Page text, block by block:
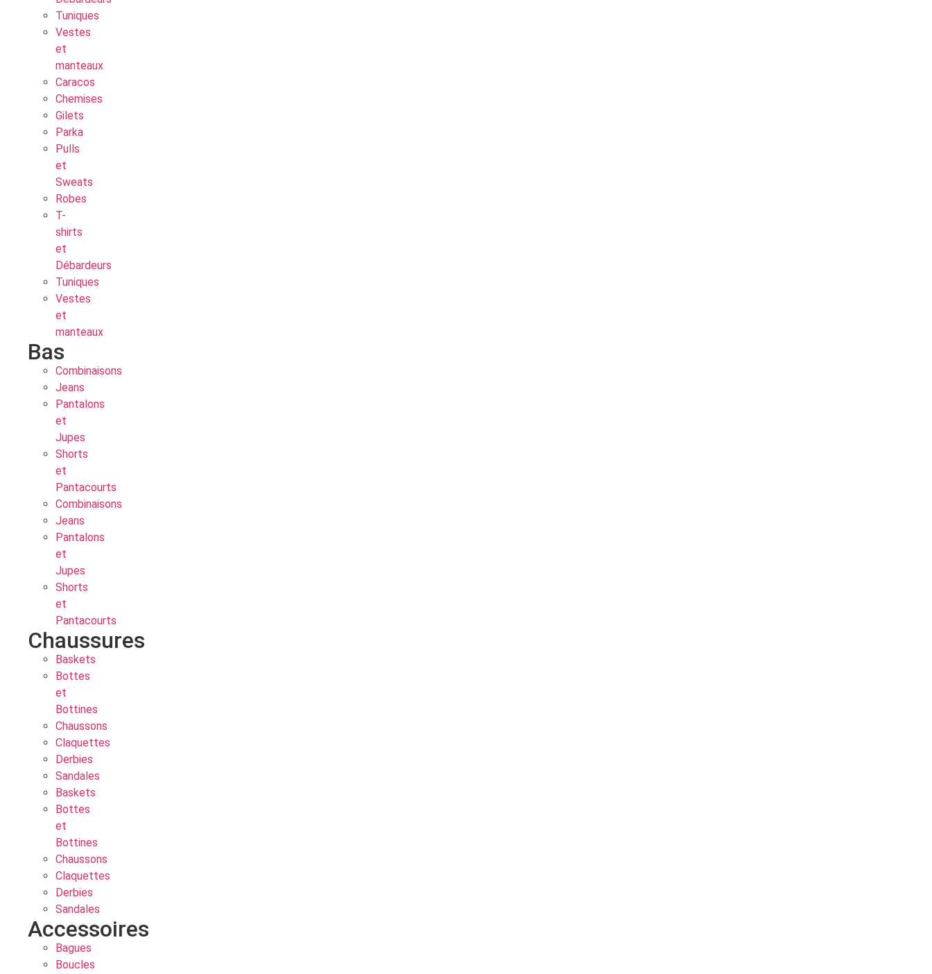
Tuniques
Vestes
et
manteaux
Caracos
Chemises
Gilets
Parka
Pulls
et
Sweats
Robes
T-
shirts
et
Débardeurs
Tuniques
Vestes
et
manteaux
Bas
Combinaisons
Jeans
Pantalons
et
Jupes
Shorts
et
Pantacourts
Combinaisons
Jeans
Pantalons
et
Jupes
Shorts
et
Pantacourts
Chaussures
Baskets
Bottes
et
Bottines
Chaussons
Claquettes
Derbies
Sandales
Baskets
Bottes
et
Bottines
Chaussons
Claquettes
Derbies
Sandales
Accessoires
Bagues
Boucles